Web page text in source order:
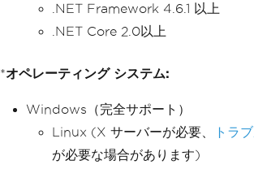
.NET Framework 4.6.1 以上
.NET Core 2.0以上
*オペレーティング システム:
Windows（完全サポート）
Linux (X サーバーが必要、
トラ
が必要な場合があります)